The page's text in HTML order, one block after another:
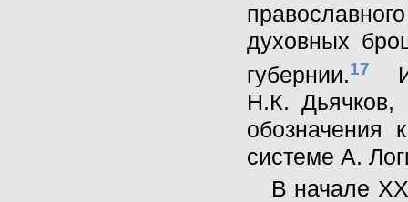
духовных
губернии.17
Н.К. Дьячков,
обозначения
системе А.
В начале